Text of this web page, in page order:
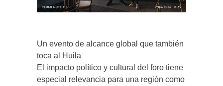
Un evento de alcance global que también
toca al Huila
El impacto político y cultural del foro tiene
especial relevancia para una región como